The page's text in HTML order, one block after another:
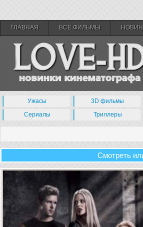
ГЛАВНАЯ ВСЕ ФИЛЬМЫ
Ужасы 3D фильмы
Сериалы
Триллеры
Смотреть